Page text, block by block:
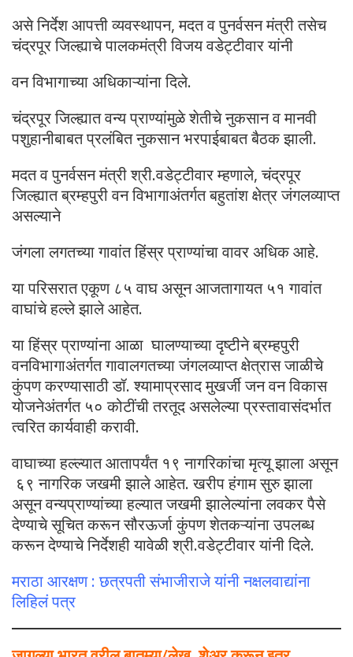
असे निर्देश आपत्ती व्यवस्थापन, मदत व पुनर्वसन मंत्री तसेच
चंद्रपूर जिल्ह्याचे पालकमंत्री विजय वडेट्टीवार यांनी
वन विभागाच्या अधिकाऱ्यांना दिले.
चंद्रपूर जिल्ह्यात वन्य प्राण्यांमुळे शेतीचे नुकसान व मानवी
पशुहानीबाबत प्रलंबित नुकसान भरपाईबाबत बैठक झाली.
मदत व पुनर्वसन मंत्री श्री.वडेट्टीवार म्हणाले, चंद्रपूर
जिल्ह्यात ब्रम्हपुरी वन विभागाअंतर्गत बहुतांश क्षेत्र जंगलव्याप्त
असल्याने
जंगला लगतच्या गावांत हिंस्र प्राण्यांचा वावर अधिक आहे.
या परिसरात एकूण ८५ वाघ असून आजतागायत ५१ गावांत
वाघांचे हल्ले झाले आहेत.
या हिंस्र प्राण्यांना आळा घालण्याच्या दृष्टीने ब्रम्हपुरी
वनविभागाअंतर्गत गावालगतच्या जंगलव्याप्त क्षेत्रास जाळीचे
कुंपण करण्यासाठी डॉ. श्यामाप्रसाद मुखर्जी जन वन विकास
योजनेअंतर्गत ५० कोटींची तरतूद असलेल्या प्रस्तावासंदर्भात
त्वरित कार्यवाही करावी.
वाघाच्या हल्ल्यात आतापर्यंत १९ नागरिकांचा मृत्यू झाला असून
६९ नागरिक जखमी झाले आहेत. खरीप हंगाम सुरु झाला
असून वन्यप्राण्यांच्या हल्यात जखमी झालेल्यांना लवकर पैसे
देण्याचे सूचित करून सौरऊर्जा कुंपण शेतकऱ्यांना उपलब्ध
करून देण्याचे निर्देशही यावेळी श्री.वडेट्टीवार यांनी दिले.
मराठा आरक्षण : छत्रपती संभाजीराजे यांनी नक्षलवाद्यांना
लिहिलं पत्र